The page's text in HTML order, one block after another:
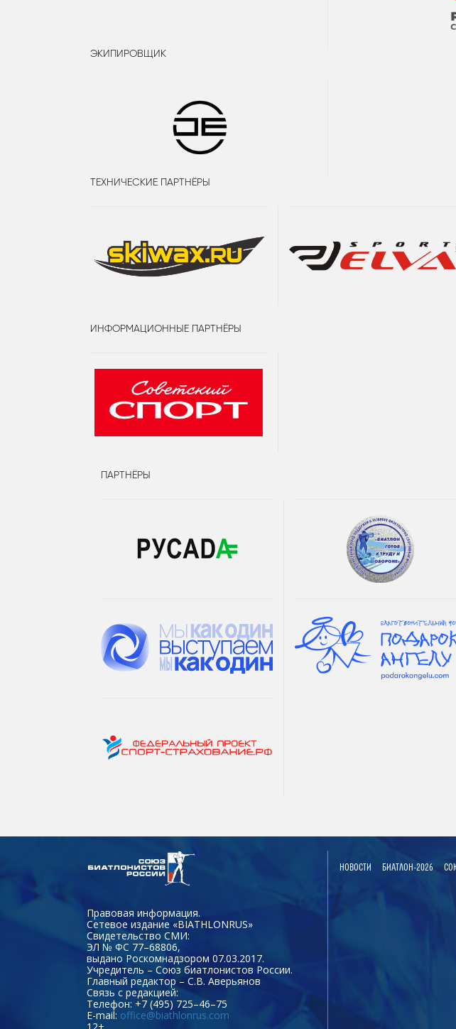
ЭКИПИРОВЩИК
ТЕХНИЧЕСКИЕ ПАРТНЁРЫ
ИНФОРМАЦИОННЫЕ ПАРТНЁРЫ
ПАРТНЁРЫ
Правовая информация.
Сетевое издание «BIATHLONRUS»
Свидетельство СМИ:
ЭЛ № ФС 77–68806,
выдано Роскомнадзором 07.03.2017.
Учредитель – Союз биатлонистов России.
Главный редактор – С.В. Аверьянов
Связь с редакцией:
Телефон: +7 (495) 725–46–75
E-mail: office@biathlonrus.com
НОВОСТИ БИАТЛОН-2026